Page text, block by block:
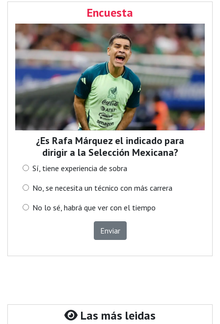
Encuesta
¿Es Rafa Márquez el indicado para
dirigir a la Selección Mexicana?
Sí, tiene experiencia de sobra
No, se necesita un técnico con más carrera
No lo sé, habrá que ver con el tiempo
Enviar
Las más leidas